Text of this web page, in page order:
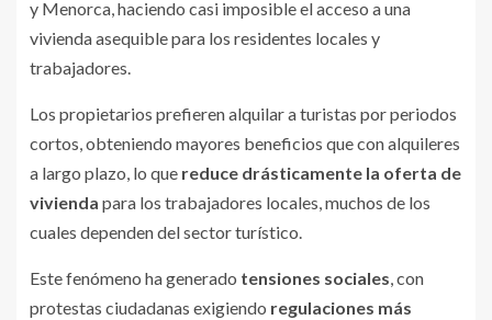
y Menorca, haciendo casi imposible el acceso a una
vivienda asequible para los residentes locales y
trabajadores.
Los propietarios prefieren alquilar a turistas por periodos
cortos, obteniendo mayores beneficios que con alquileres
a largo plazo, lo que reduce drásticamente la oferta de
vivienda para los trabajadores locales, muchos de los
cuales dependen del sector turístico.
Este fenómeno ha generado tensiones sociales, con
protestas ciudadanas exigiendo regulaciones más